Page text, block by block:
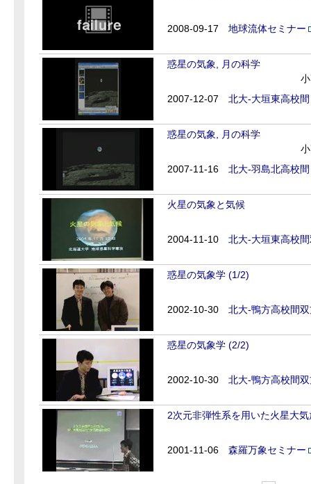
2008-09-17 地球流体セミナー
惑星の気象, 月の科学
2007-12-07
北大-大垣東高校
惑星の気象, 月の科学
2007-11-16
北大-羽島北高校
火星の気象と気候
2004-11-10 北大-大垣東高校
惑星の気象学 (1/2)
2002-10-30 北大-鴨方高校間
惑星の気象学 (2/2)
2002-10-30 北大-鴨方高校間
2次元非弾性系を用いた火星大
2001-11-06 森羅万象セミナー